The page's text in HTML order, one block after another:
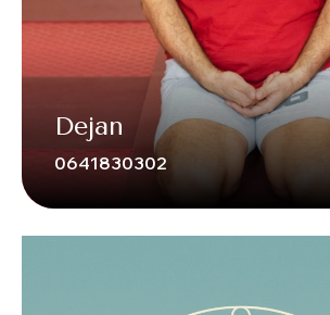
Dejan
0641830302